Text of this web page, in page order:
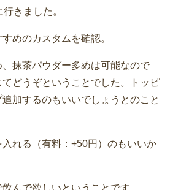
きました。
めのカスタムを確認。
抹茶パウダー多めは可能なので
てどうぞということでした。トッピ
加するのもいいでしょうとのこと
れる（有料：+50円）のもいいか